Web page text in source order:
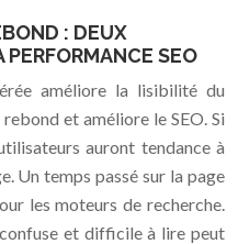
: DEUX
SEO
améliore la lisibilité du
et améliore le SEO. Si
auront tendance à
Un temps passé sur la page
les moteurs de recherche.
et difficile à lire peut